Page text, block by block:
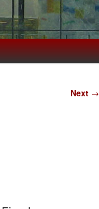
Next →